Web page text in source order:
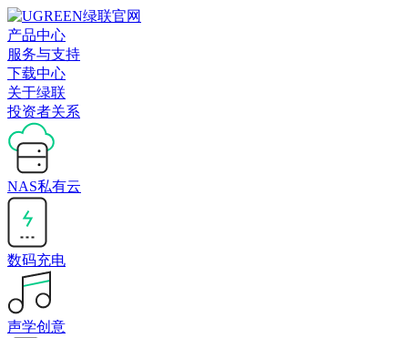
产品中心
服务与支持
下载中心
关于绿联
投资者关系
NAS私有云
数码充电
声学创意